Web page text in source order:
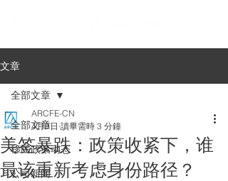
文章
全部文章
移民政策动态
公司新闻
全部文章
美签暴跌：政策收紧下，谁
最该重新考虑身份路径？
ARCFE-CN
4月9日 讀畢需時 3 分鐘